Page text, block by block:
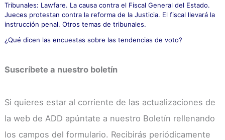
Tribunales: Lawfare. La causa contra el Fiscal General del Estado.
Jueces protestan contra la reforma de la Justicia. El fiscal llevará la
instrucción penal. Otros temas de tribunales.
¿Qué dicen las encuestas sobre las tendencias de voto?
Suscríbete a nuestro boletín
Si quieres estar al corriente de las actualizaciones de
la web de ADD apúntate a nuestro Boletín rellenando
los campos del formulario. Recibirás periódicamente